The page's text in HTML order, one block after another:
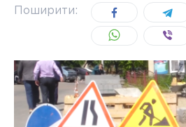
Поширити: